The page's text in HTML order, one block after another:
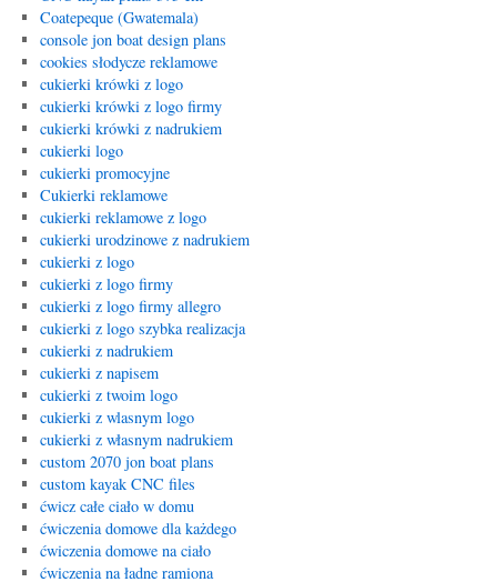
Coatepeque (Gwatemala)
console jon boat design plans
cookies słodycze reklamowe
cukierki krówki z logo
cukierki krówki z logo firmy
cukierki krówki z nadrukiem
cukierki logo
cukierki promocyjne
Cukierki reklamowe
cukierki reklamowe z logo
cukierki urodzinowe z nadrukiem
cukierki z logo
cukierki z logo firmy
cukierki z logo firmy allegro
cukierki z logo szybka realizacja
cukierki z nadrukiem
cukierki z napisem
cukierki z twoim logo
cukierki z wlasnym logo
cukierki z własnym nadrukiem
custom 2070 jon boat plans
custom kayak CNC files
ćwicz całe ciało w domu
ćwiczenia domowe dla każdego
ćwiczenia domowe na ciało
ćwiczenia na ładne ramiona